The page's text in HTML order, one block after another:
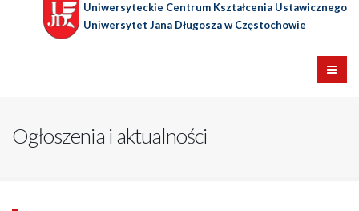
Uniwersyteckie Centrum Kształcenia Ustawicznego
Uniwersytet Jana Długosza w Częstochowie
Ogłoszenia i aktualności